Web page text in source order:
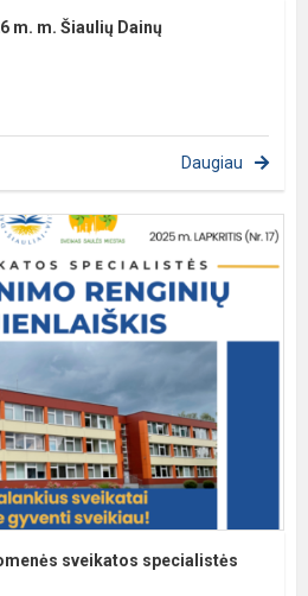
m. m. Šiaulių Dainų
Daugiau
sveikatos specialistės